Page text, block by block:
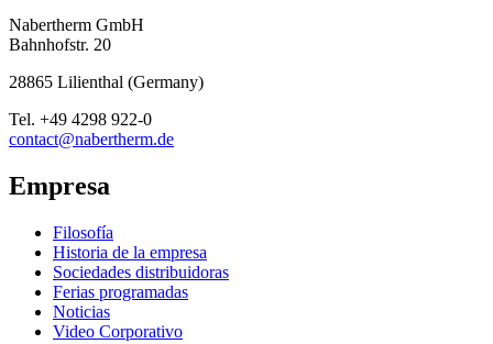
Nabertherm GmbH
Bahnhofstr. 20
28865 Lilienthal (Germany)
Tel. +49 4298 922-0
contact@nabertherm.de
Empresa
Filosofía
Historia de la empresa
Sociedades distribuidoras
Ferias programadas
Noticias
Video Corporativo